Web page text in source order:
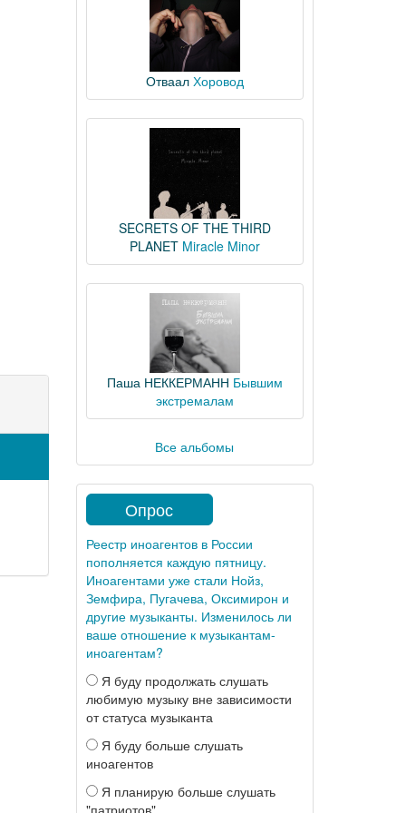
Отваал Хоровод
SECRETS OF THE THIRD
PLANET Miracle Minor
Паша НЕККЕРМАНН Бывшим
экстремалам
Все альбомы
Опрос
Реестр иноагентов в России
пополняется каждую пятницу.
Иноагентами уже стали Нойз,
Земфира, Пугачева, Оксимирон и
другие музыканты. Изменилось ли
ваше отношение к музыкантам-
иноагентам?
Я буду продолжать слушать
любимую музыку вне зависимости
от статуса музыканта
Я буду больше слушать
иноагентов
Я планирую больше слушать
"патриотов"